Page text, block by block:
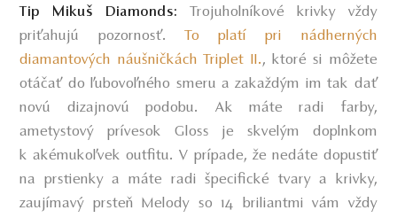
Tip Mikuš Diamonds: Trojuholníkové krivky vždy
priťahujú pozornosť.
To platí pri nádherných
diamantových náušničkách Triplet II., ktoré si môžete
otáčať do ľubovoľného smeru a zakaždým im tak dať
novú dizajnovú podobu. Ak máte radi farby,
ametystový prívesok Gloss je skvelým doplnkom
k akémukoľvek outfitu. V prípade, že nedáte dopustiť
na prstienky a máte radi špecifické tvary a krivky,
zaujímavý prsteň Melody so 14 briliantmi vám vždy